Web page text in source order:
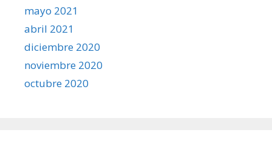
mayo 2021
abril 2021
diciembre 2020
noviembre 2020
octubre 2020